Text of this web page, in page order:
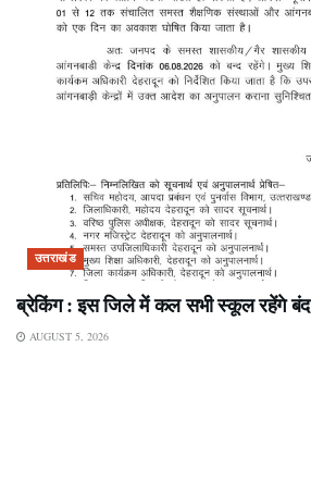
उत्तराखंड
ब्रेकिंग : इस जिले में कल सभी स्कूल रहेंगे बंद
AUGUST 5, 2026